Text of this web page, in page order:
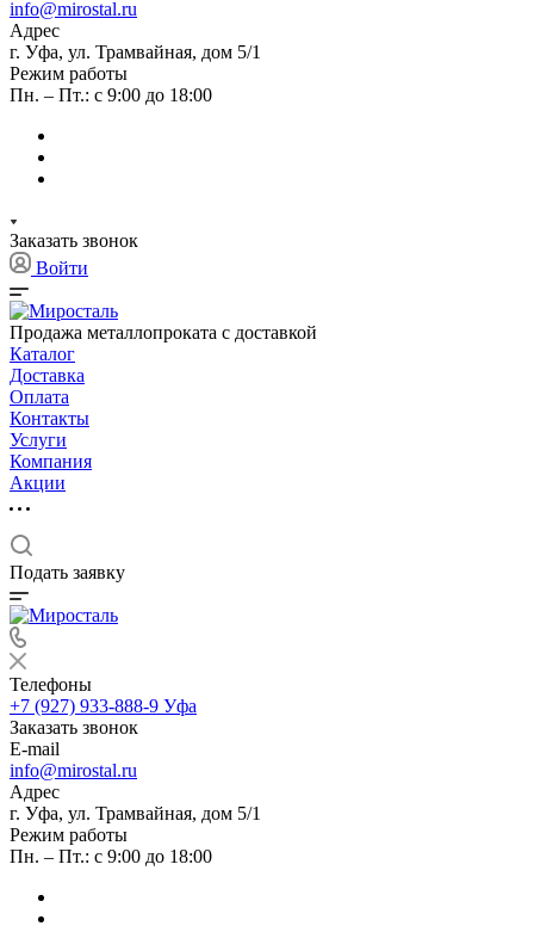
info@mirostal.ru
Адрес
г. Уфа, ул. Трамвайная, дом 5/1
Режим работы
Пн. – Пт.: с 9:00 до 18:00
Заказать звонок
Войти
Продажа металлопроката с доставкой
Каталог
Доставка
Оплата
Контакты
Услуги
Компания
Акции
Подать заявку
Телефоны
+7 (927) 933-888-9 Уфа
Заказать звонок
E-mail
info@mirostal.ru
Адрес
г. Уфа, ул. Трамвайная, дом 5/1
Режим работы
Пн. – Пт.: с 9:00 до 18:00